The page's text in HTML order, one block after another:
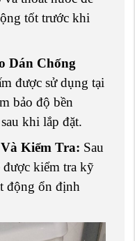
tốt trước khi
Dán Chống
được sử dụng tại
bảo độ bền
khi lắp đặt.
Kiểm Tra: Sau
được kiểm tra kỹ
động ổn định